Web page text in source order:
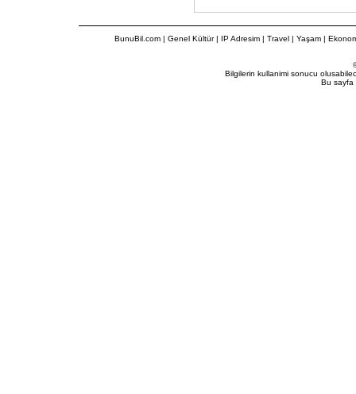
BunuBil.com| Genel Kültür| IP Adresim| Travel| Yaşam |
Bilgilerin kullanimi sonucu
Bu sayfa